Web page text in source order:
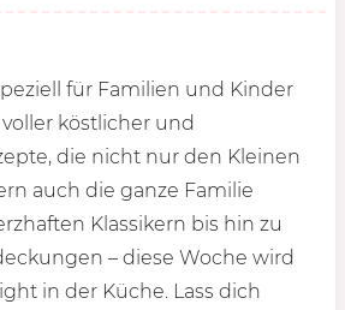
für Familien und Kinder
köstlicher und
die nicht nur den Kleinen
auch die ganze Familie
Klassikern bis hin zu
– diese Woche wird
in der Küche. Lass dich